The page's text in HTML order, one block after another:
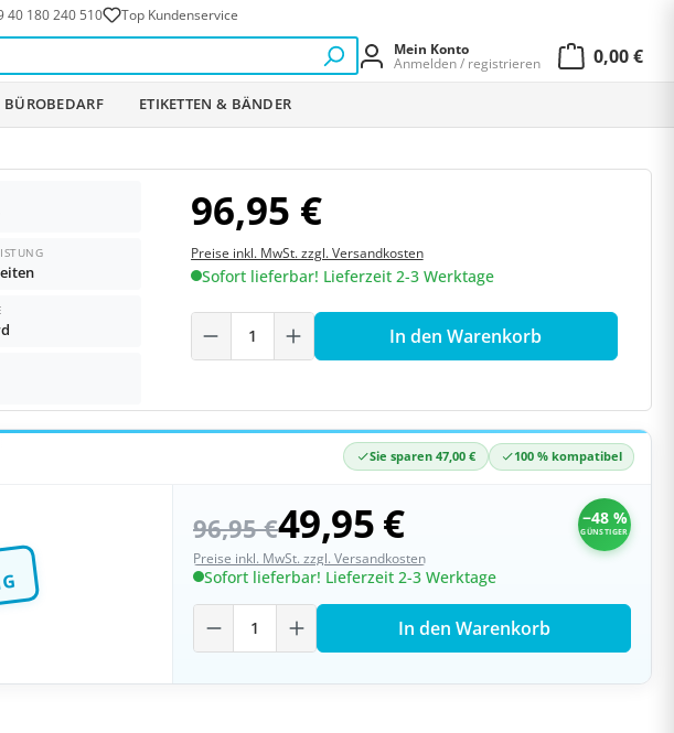
40 180 240 510 Top Kundenservice
Mein Konto
Anmelden / registrieren
0,00 €
BÜROBEDARF ETIKETTEN & BÄNDER
96,95 €
Preise inkl. MwSt. zzgl. Versandkosten
Sofort lieferbar! Lieferzeit 2-3 Werktage
Produkt Anzahl: Gib den
In den Warenkorb
Sie sparen 47,00 € 100 % kompatibel
96,95 €49,95 € −48 %
GÜNSTIGER
Preise inkl. MwSt. zzgl. Versandkosten
Sofort lieferbar! Lieferzeit 2-3 Werktage
Produkt Anzahl: Gib den
In den Warenkorb